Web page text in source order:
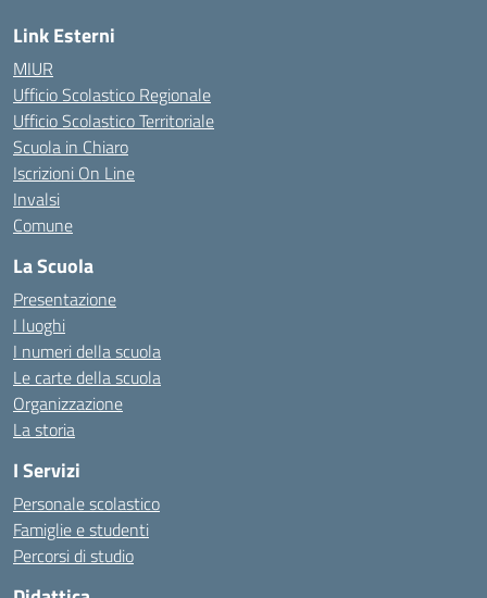
Link Esterni
MIUR
Ufficio Scolastico Regionale
Ufficio Scolastico Territoriale
Scuola in Chiaro
Iscrizioni On Line
Invalsi
Comune
La Scuola
Presentazione
I luoghi
I numeri della scuola
Le carte della scuola
Organizzazione
La storia
I Servizi
Personale scolastico
Famiglie e studenti
Percorsi di studio